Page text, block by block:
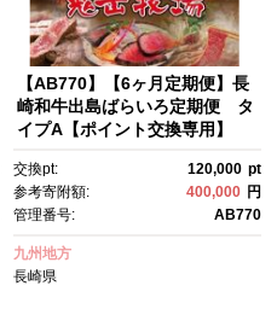
【AB770】【6ヶ月定期便】長
崎和牛出島ばらいろ定期便 タ
イプA【ポイント交換専用】
交換pt: 120,000 pt
参考寄附額:
400,000 円
管理番号:
AB770
九州地方
長崎県